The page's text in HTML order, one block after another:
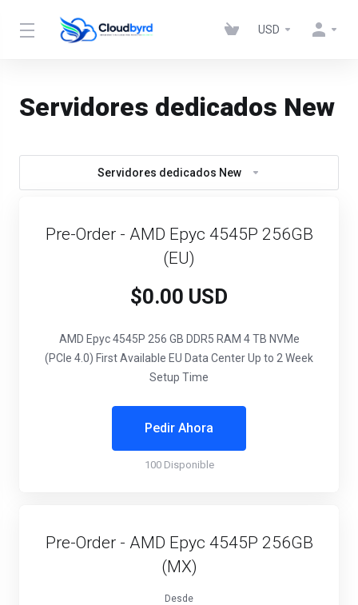
USD
Servidores dedicados New
Servidores dedicados New
Pre-Order - AMD Epyc 4545P 256GB
(EU)
$0.00 USD
AMD Epyc 4545P 256 GB DDR5 RAM 4 TB NVMe
(PCIe 4.0) First Available EU Data CenterUp to 2 Week
Setup Time
Pedir Ahora
100 Disponible
Pre-Order - AMD Epyc 4545P 256GB
(MX)
Desde